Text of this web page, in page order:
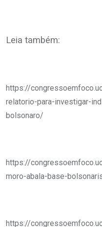
Leia também:
https://
relatorio-para-investigar-
bolsonaro/
https://
moro-abala-base-
https://